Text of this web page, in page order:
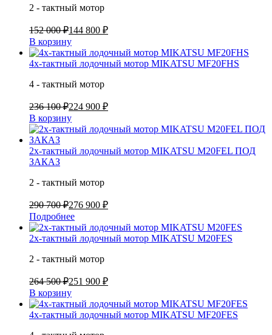
2 - тактный мотор
152 000 ₽144 800 ₽
В корзину
4х-тактный лодочный мотор MIKATSU MF20FHS
4 - тактный мотор
236 100 ₽224 900 ₽
В корзину
2х-тактный лодочный мотор MIKATSU M20FEL ПОД
ЗАКАЗ
2 - тактный мотор
290 700 ₽276 900 ₽
Подробнее
2х-тактный лодочный мотор MIKATSU M20FES
2 - тактный мотор
264 500 ₽251 900 ₽
В корзину
4х-тактный лодочный мотор MIKATSU MF20FES